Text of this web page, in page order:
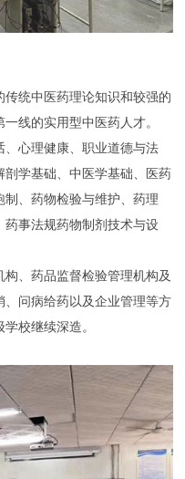
统中医药理论知识和较强的
线的实用型中医药人才。
、心理健康、职业道德与法
学基础、中医学基础、医药
、药物检验与维护、药理
事法规药物制剂技术与设
、药品监督检验管理机构及
问病给药以及企业管理等方
校继续深造。